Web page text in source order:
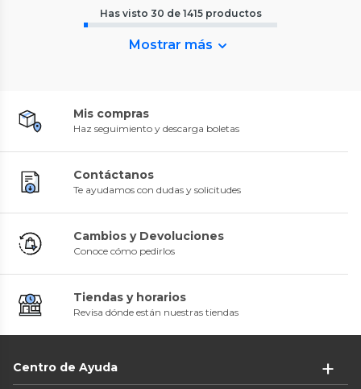
Has visto 30 de 1415 productos
Mostrar más
Mis compras
Haz seguimiento y descarga boletas
Contáctanos
Te ayudamos con dudas y solicitudes
Cambios y Devoluciones
Conoce cómo pedirlos
Tiendas y horarios
Revisa dónde están nuestras tiendas
Centro de Ayuda